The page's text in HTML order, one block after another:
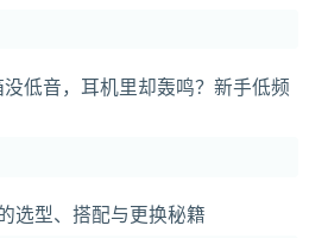
低音，耳机里却轰鸣？新手低频
选型、搭配与更换秘籍